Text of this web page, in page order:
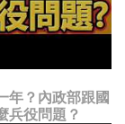
年？內政部跟國
兵役問題？